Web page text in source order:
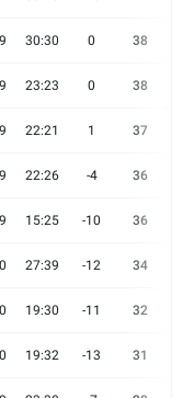
30:30 0 38
23:23 0 38
22:21 1 37
22:26 -4 36
15:25 -10 36
27:39 -12 34
19:30 -11 32
19:32 -13 31